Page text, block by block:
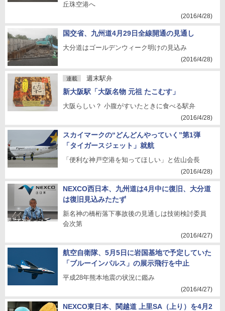
丘珠空港へ
(2016/4/28)
国交省、九州道4月29日全線開通の見通し
大分道はゴールデンウィーク明けの見込み
(2016/4/28)
連載 週末駅弁
新大阪駅「大阪名物 元祖 たこむす」
大阪らしい？ 小腹がすいたときに食べる駅弁
(2016/4/28)
スカイマークの“どんどんやっていく”第1弾
「タイガースジェット」就航
「便利な神戸空港を知ってほしい」と佐山会長
(2016/4/28)
NEXCO西日本、九州道は4月中に復旧、大分道
は復旧見込みたたず
新名神の橋桁落下事故後の見通しは技術検討委員
会次第
(2016/4/27)
航空自衛隊、5月5日に岩国基地で予定していた
「ブルーインパルス」の展示飛行を中止
平成28年熊本地震の状況に鑑み
(2016/4/27)
NEXCO東日本、関越道 上里SA（上り）を4月2